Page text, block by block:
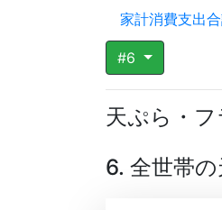
家計消費支出
#6
天ぷら・
6. 全世帯